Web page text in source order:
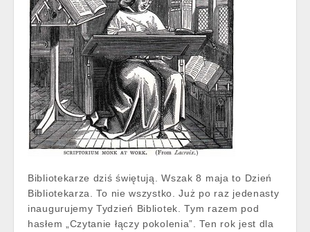
Bibliotekarze dziś świętują. Wszak 8 maja to Dzień
Bibliotekarza. To nie wszystko. Już po raz jedenasty
inaugurujemy Tydzień Bibliotek. Tym razem pod
hasłem „Czytanie łączy pokolenia”. Ten rok jest dla